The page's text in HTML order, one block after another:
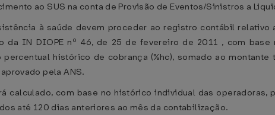
ao SUS na conta de Provisão de Eventos/Sinistros a
à saúde devem proceder ao registro contábil relativo
da IN DIOPE nº 46, de 25 de fevereiro de 2011 , com
histórico de cobrança (%hc), somado ao
pela ANS.
calculado, com base no histórico individual das
até 120 dias anteriores ao mês da contabilização.